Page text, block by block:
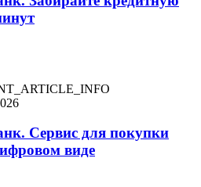
Сервис для покупки
виде